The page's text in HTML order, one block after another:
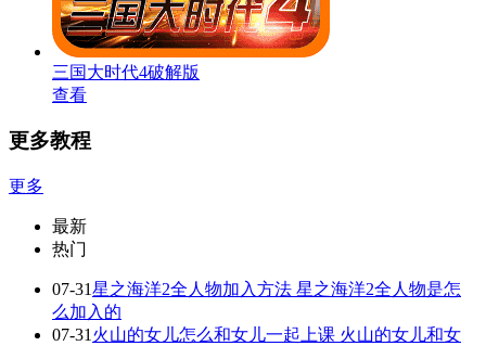
三国大时代4破解版
查看
更多教程
更多
最新
热门
07-31星之海洋2全人物加入方法 星之海洋2全人物是怎
么加入的
07-31 火山的女儿怎么和女儿一起上课 火山的女儿和女